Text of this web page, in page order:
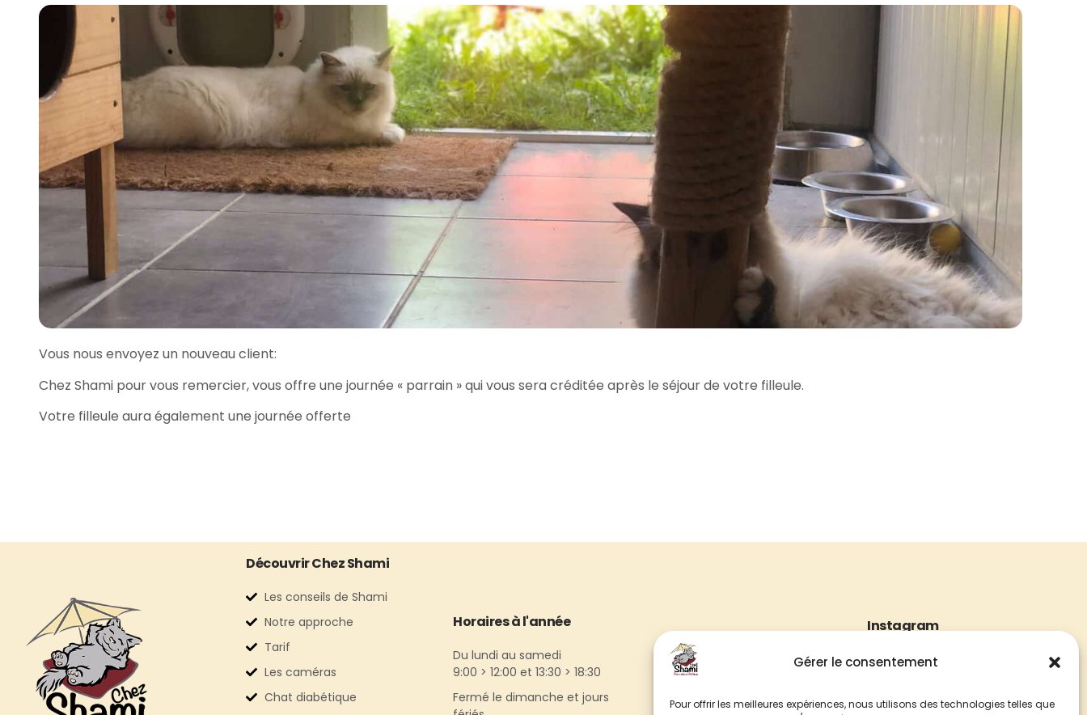
Gérer le consentement
Pour offrir les meilleures expériences, nous utilisons des technologies telles que
Vous nous envoyez un nouveau client:
Chez Shami pour vous remercier, vous offre une journée « parrain » qui vous sera créditée après le séjour de votre filleule.
Votre filleule aura également une journée offerte
Découvrir Chez Shami
Les conseils de Shami
Notre approche
Tarif
Les caméras
Chat diabétique
Horaires à l'année
Du lundi au samedi
9:00 > 12:00 et 13:30 > 18:30
Fermé le dimanche et jours
Contactez nous
06 24 04 72 20
contact@chez-shami.fr
Instagram
SUIVEZ NOUS SUR